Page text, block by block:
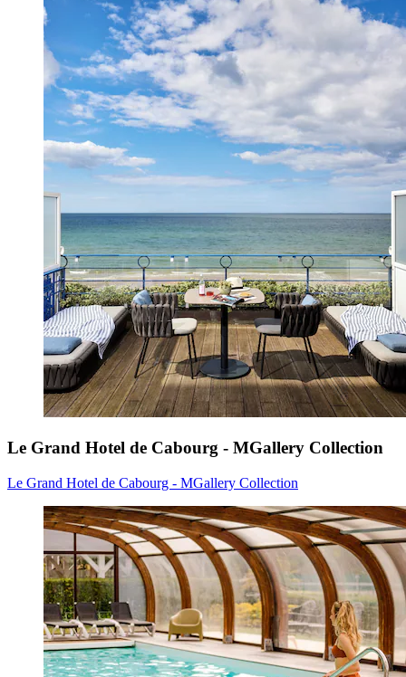
Le Grand Hotel de Cabourg - MGallery Collection
Le Grand Hotel de Cabourg - MGallery Collection